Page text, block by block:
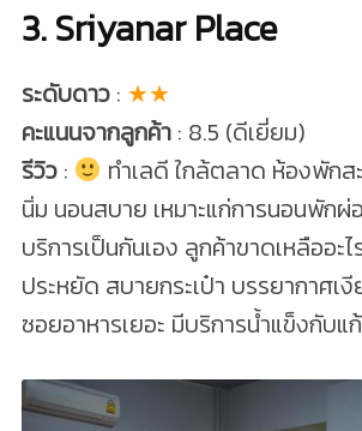
3. Sriyanar Place
ระดับดาว: ★★
คะแนนจากลูกค้า: 8.5 (ดีเยี่ยม)
รีวิว:
ทำเลดี ใกล้ตลาด ห้องพักส
นิ่ม นอนสบาย เหมาะแก่การนอนพัก
บริการเป็นกันเอง ลูกค้าขาดเหลืออะไ
ประหยัด สบายกระเป๋า บรรยากาศเ
ซอยอาหารเยอะ มีบริการน้ำแข็งกับแ